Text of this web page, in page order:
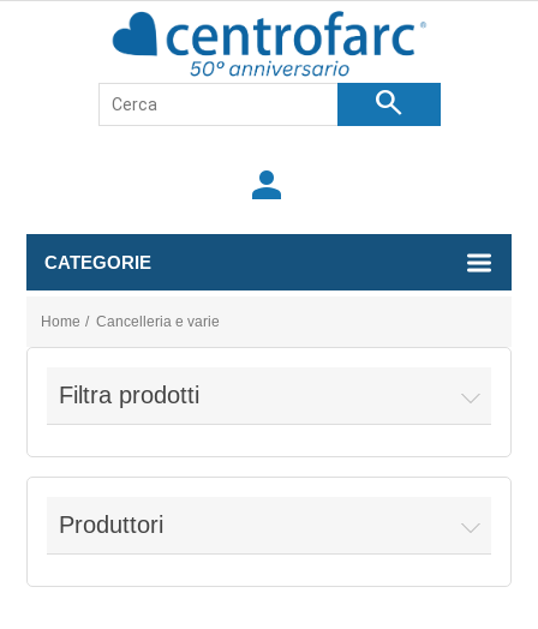
search
person
CATEGORIE
Home / Cancelleria e varie
Filtra prodotti
Produttori